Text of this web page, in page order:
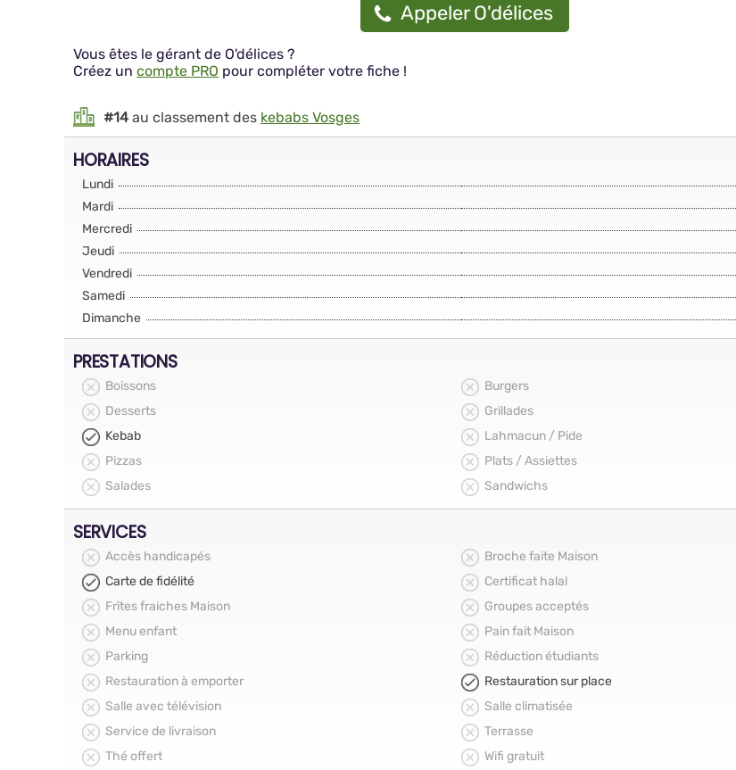
Appeler O'délices
Vous êtes le gérant de O'délices ?
Créez un compte PRO pour compléter votre fiche !
#14 au classement des kebabs Vosges
HORAIRES
Lundi
Mardi
Mercredi
Jeudi
Vendredi
Samedi
Dimanche
PRESTATIONS
Boissons
Burgers
Desserts
Grillades
Kebab
Lahmacun / Pide
Pizzas
Plats / Assiettes
Salades
Sandwichs
SERVICES
Accès handicapés
Broche faite Maison
Carte de fidélité
Certificat halal
Frîtes fraiches Maison
Groupes acceptés
Menu enfant
Pain fait Maison
Parking
Réduction étudiants
Restauration à emporter
Restauration sur place
Salle avec télévision
Salle climatisée
Service de livraison
Terrasse
Thé offert
Wifi gratuit